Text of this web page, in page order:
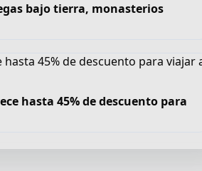
bajo tierra, monasterios
hasta 45% de descuento para